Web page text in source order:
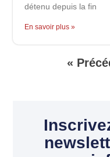
détenu depuis la fin
En savoir plus »
«